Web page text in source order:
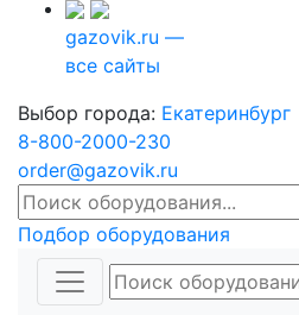
gazovik.ru —
все сайты
Выбор города: Екатеринбург
8-800-2000-230
order@gazovik.ru
Подбор оборудования